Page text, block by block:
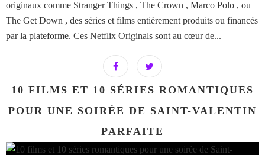
originaux comme Stranger Things , The Crown , Marco Polo , ou
The Get Down , des séries et films entièrement produits ou financés
par la plateforme. Ces Netflix Originals sont au cœur de...
10 FILMS ET 10 SÉRIES ROMANTIQUES
POUR UNE SOIRÉE DE SAINT-VALENTIN
PARFAITE